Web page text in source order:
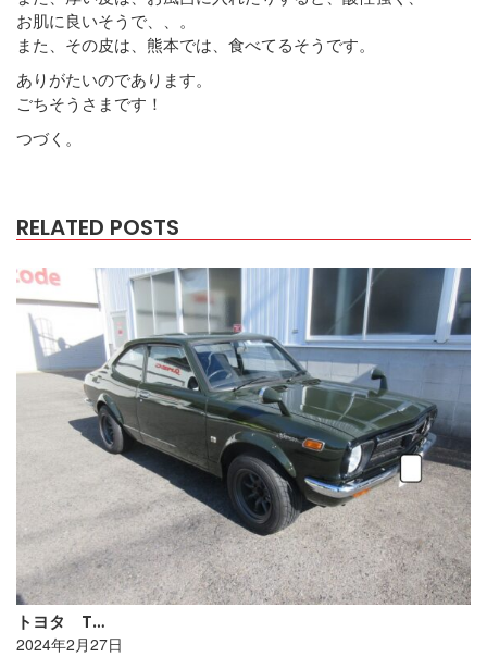
お肌に良いそうで、、。
また、その皮は、熊本では、食べてるそうです。
ありがたいのであります。
ごちそうさまです！
つづく。
RELATED POSTS
トヨタ T…
2024年2月27日